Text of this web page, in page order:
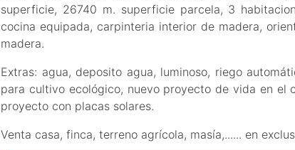
superficie, 26740 m. superficie parcela, 3
cocina equipada, carpinteria interior de madera,
madera.
Extras: agua, deposito agua, luminoso, riego
para cultivo ecológico, nuevo proyecto de vida en el
proyecto con placas solares.
Venta casa, finca, terreno agrícola, masía,...... en